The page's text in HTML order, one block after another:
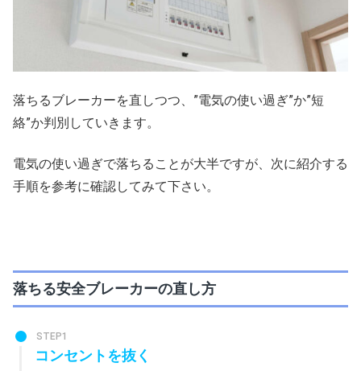
落ちるブレーカーを直しつつ、”電気の使い過ぎ”か”短
絡”か判別していきます。
電気の使い過ぎで落ちることが大半ですが、次に紹介する
手順を参考に確認してみて下さい。
落ちる安全ブレーカーの直し方
STEP1
コンセントを抜く